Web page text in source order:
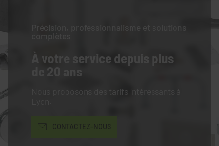
Précision, professionnalisme et solutions
complètes
À votre service depuis plus
de 20 ans
Nous proposons des tarifs intéressants à
CONTACTEZ-NOUS